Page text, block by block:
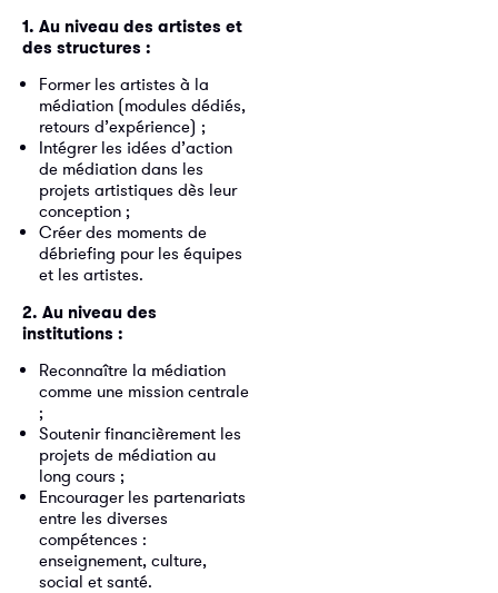
1. Au niveau des artistes et
des structures :
Former les artistes à la
médiation (modules dédiés,
retours d’expérience) ;
Intégrer les idées d’action
de médiation dans les
projets artistiques dès leur
conception ;
Créer des moments de
débriefing pour les équipes
et les artistes.
2. Au niveau des
institutions :
Reconnaître la médiation
comme une mission centrale
;
Soutenir financièrement les
projets de médiation au
long cours ;
Encourager les partenariats
entre les diverses
compétences :
enseignement, culture,
social et santé.